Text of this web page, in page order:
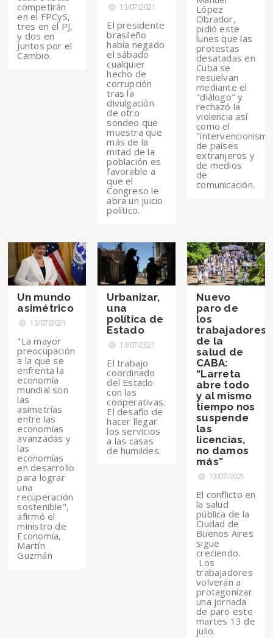
competirán
en el FPCyS,
tres en el PJ,
y dos en
Juntos por el
Cambio.
13/07/2021
El presidente
brasileño
había negado
el sábado
cualquier
hecho de
corrupción
tras la
divulgación
de otro
sondeo que
muestra que
más de la
mitad de la
población es
favorable a
que el
Congreso le
abra un juicio
político.
López
Obrador,
pidió este
lunes que las
protestas
desatadas en
Cuba se
resuelvan
mediante el
"diálogo" y
rechazó la
violencia así
como el
de países
extranjeros y
de medios
de
comunicación.
Un mundo
asimétrico
13/07/2021
"La mayor
preocupación
a la que se
enfrenta la
economía
mundial son
las
asimetrías
entre las
economías
avanzadas y
las
economías
en desarrollo
para lograr
una
recuperación
sostenible",
afirmó el
ministro de
Economía,
Martín
Guzmán
Urbanizar,
una
política de
Estado
13/07/2021
El trabajo
coordinado
del Estado
con las
cooperativas.
El desafío de
hacer llegar
los servicios
a las casas
de humildes.
Nuevo
paro de
los
trabajadores
de la
salud de
CABA:
“Larreta
abre todo
y al mismo
tiempo nos
suspende
las
licencias,
no damos
más”
13/07/2021
El conflicto en
la salud
pública de la
Ciudad de
Buenos Aires
sigue
creciendo.
Los
trabajadores
volverán a
protagonizar
una jornada
de paro este
martes 13 de
julio.